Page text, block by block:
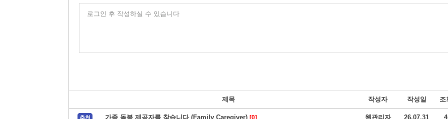
로그인 후 작성하실 수 있습니다
제목 작성자 작성일 조
추천 가족 돌봄 제공자를 찾습니다 (Family Caregiver) [0] 웹관리자 26.07.31